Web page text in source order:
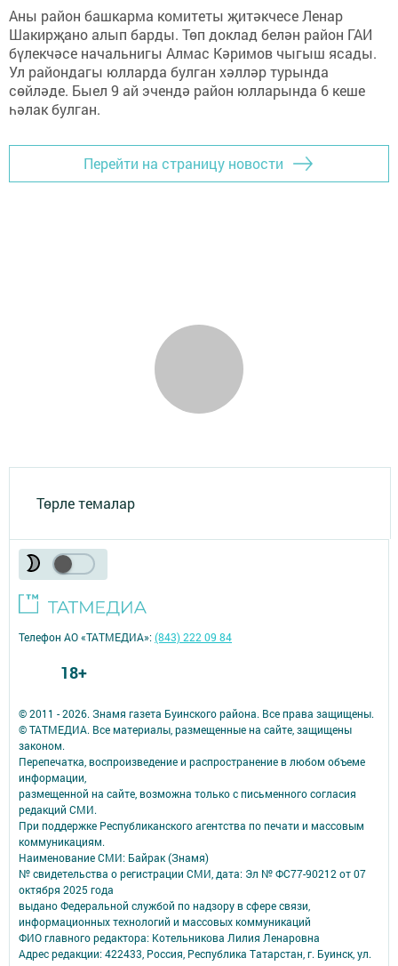
Аны район башкарма комитеты җитәкчесе Ленар
Шакирҗано алып барды. Төп доклад белән район ГАИ
бүлекчәсе начальнигы Алмас Кәримов чыгыш ясады.
Ул райондагы юлларда булган хәлләр турында
сөйләде. Быел 9 ай эчендә район юлларында 6 кеше
һәлак булган.
Перейти на страницу новости
Төрле темалар
© 2011 - 2026. Знамя газета Буинского района. Все права защищены.
© ТАТМЕДИА. Все материалы, размещенные на сайте, защищены
законом.
Перепечатка, воспроизведение и распространение в любом объеме
информации,
размещенной на сайте, возможна только с письменного согласия
редакций СМИ.
При поддержке Республиканского агентства по печати и массовым
коммуникациям.
Наименование СМИ: Байрак (Знамя)
№ свидетельства о регистрации СМИ, дата: Эл № ФС77-90212 от 07
октября 2025 года
выдано Федеральной службой по надзору в сфере связи,
информационных технологий и массовых коммуникаций
ФИО главного редактора: Котельникова Лилия Ленаровна
Адрес редакции: 422433, Россия, Республика Татарстан, г. Буинск, ул.
Телефон АО «ТАТМЕДИА»:(843) 222 09 84
18+